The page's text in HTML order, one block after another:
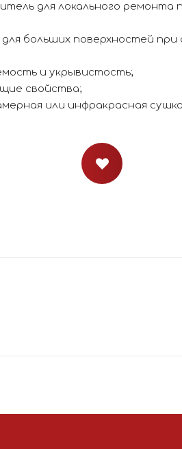
для локального ремонта
больших поверхностей при
и укрывистость;
свойства;
или инфракрасная